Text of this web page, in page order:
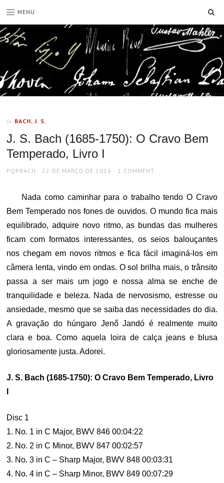
MENU
In BACH, J. S.
J. S. Bach (1685-1750): O Cravo Bem
Temperado, Livro I
AUTHOR
PQPBACH
POSTED
22 DE MARÇO DE 2016 1 COMMENT
Nada como caminhar para o trabalho tendo O Cravo
Bem Temperado nos fones de ouvidos. O mundo fica mais
equilibrado, adquire novo ritmo, as bundas das mulheres
ficam com formatos interessantes, os seios balouçantes
nos chegam em novos ritmos e fica fácil imaginá-los em
câmera lenta, vindo em ondas. O sol brilha mais, o trânsito
passa a ser mais um jogo e nossa alma se enche de
tranquilidade e beleza. Nada de nervosismo, estresse ou
ansiedade, mesmo que se saiba das necessidades do dia.
A gravação do húngaro Jenő Jandó é realmente muito
clara e boa. Como aquela loira de calça jeans e blusa
gloriosamente justa. Adorei.
J. S. Bach (1685-1750): O Cravo Bem Temperado, Livro
Disc 1
1. No. 1 in C Major, BWV 846 00:04:22
2. No. 2 in C Minor, BWV 847 00:02:57
3. No. 3 in C – Sharp Major, BWV 848 00:03:31
4. No. 4 in C – Sharp Minor, BWV 849 00:07:29